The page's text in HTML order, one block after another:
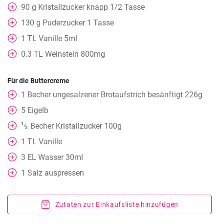
90 g Kristallzucker knapp 1/2 Tasse
130 g Puderzucker 1 Tasse
1 TL Vanille 5ml
0.3 TL Weinstein 800mg
Für die Buttercreme
1 Becher ungesalzener Brotaufstrich besänftigt 226g
5 Eigelb
1⁄2 Becher Kristallzucker 100g
1 TL Vanille
3 EL Wasser 30ml
1 Salz auspressen
Zutaten zur Einkaufsliste hinzufügen